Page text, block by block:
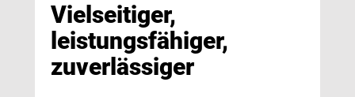
Vielseitiger,
leistungsfähiger,
zuverlässiger